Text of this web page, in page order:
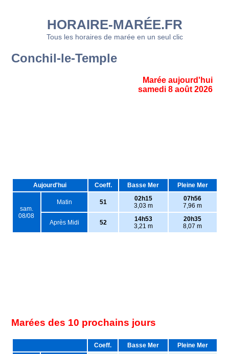
HORAIRE-MARÉE.FR
Tous les horaires de marée en un seul clic
Conchil-le-Temple
Marée aujourd'hui
samedi 8 août 2026
Aujourd'hui Coeff. Basse Mer Pleine Mer
sam.
08/08
Matin 51
02h15
3,03 m
07h56
7,96 m
Après Midi 52
14h53
3,21 m
20h35
8,07 m
Marées des 10 prochains jours
Coeff. Basse Mer Pleine Mer